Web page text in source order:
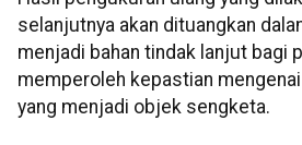
selanjutnya akan dituangkan
menjadi bahan tindak lanjut bagi
memperoleh kepastian
yang menjadi objek sengketa.